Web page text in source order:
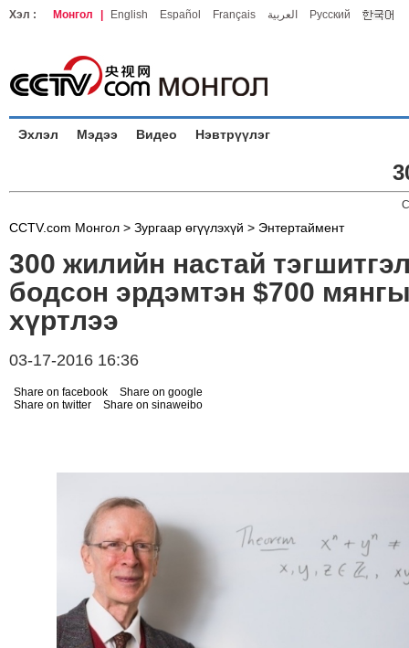
Хэл : Монгол English Español Français العربية Русский
Эхлэл Мэдээ Видео Нэвтрүүлэг
CCTV.com Монгол > Зургаар өгүүлэхүй > Энтертаймент
300 жилийн настай
бодсон эрдэмтэн $700
хүртлээ
03-17-2016 16:36
Share on facebook
Share on google
Share on twitter
Share on sinaweibo